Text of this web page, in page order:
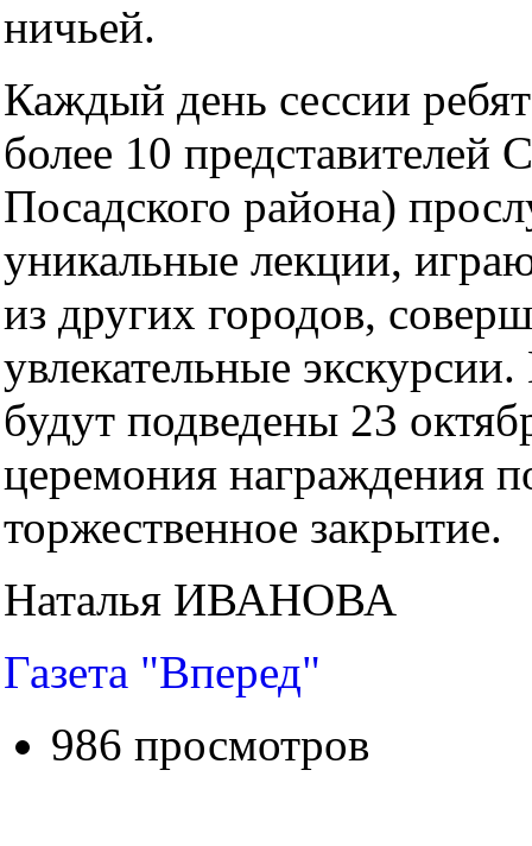
ничьей.
Каждый день сессии
более 10 представителей
Посадского района)
уникальные лекции,
из других городов,
увлекательные
будут подведены 23
церемония награждения
торжественное закрытие.
Наталья ИВАНОВА
Газета "Вперед"
986 просмотров